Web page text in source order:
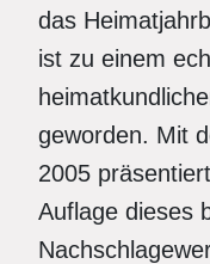
das
ist zu einem
geworden. Mit
2005
Auflage dieses